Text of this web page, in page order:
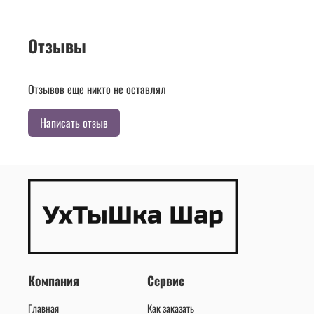
Отзывы
Отзывов еще никто не оставлял
Написать отзыв
Компания
Главная
Сервис
Как заказать